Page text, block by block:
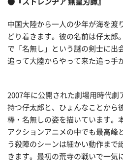
●『ストレンヂア 無皇刃譚』
中国大陸から一人の少年が海を渡
どり着きます。彼の名前は仔太郎
で「名無し」という謎の剣士に出
追って大陸からやって来た追っ手
2007年に公開された劇場用時代劇
持つ仔太郎と、ひょんなことから
棒・名無しの姿を描いています。
アクションアニメの中でも最高峰
う殺陣のシーンは細かい動作まで
きます。最初の荒寺の戦いで一気